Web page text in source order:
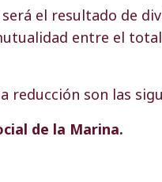
el resultado de
entre el
reducción son las
de la Marina.